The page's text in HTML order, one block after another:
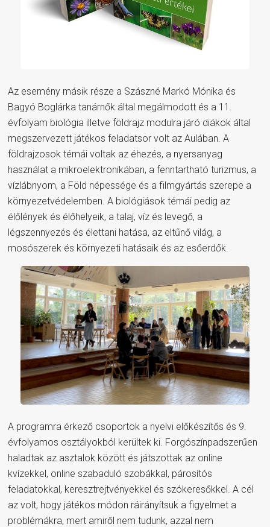
Az esemény másik része a Szászné Markó Mónika és
Bagyó Boglárka tanárnők által megálmodott és a 11.
évfolyam biológia illetve földrajz modulra járó diákok által
megszervezett játékos feladatsor volt az Aulában. A
földrajzosok témái voltak az éhezés, a nyersanyag
használat a mikroelektronikában, a fenntartható turizmus, a
vízlábnyom, a Föld népessége és a filmgyártás szerepe a
környezetvédelemben. A biológiások témái pedig az
élőlények és élőhelyeik, a talaj, víz és levegő, a
légszennyezés és élettani hatása, az eltűnő világ, a
mosószerek és környezeti hatásaik és az esőerdők.
A programra érkező csoportok a nyelvi előkészítős és 9.
évfolyamos osztályokból kerültek ki. Forgószínpadszerűen
haladtak az asztalok között és játszottak az online
kvízekkel, online szabaduló szobákkal, párosítós
feladatokkal, keresztrejtvényekkel és szókeresőkkel. A cél
az volt, hogy játékos módon ráirányítsuk a figyelmet a
problémákra, mert amiről nem tudunk, azzal nem